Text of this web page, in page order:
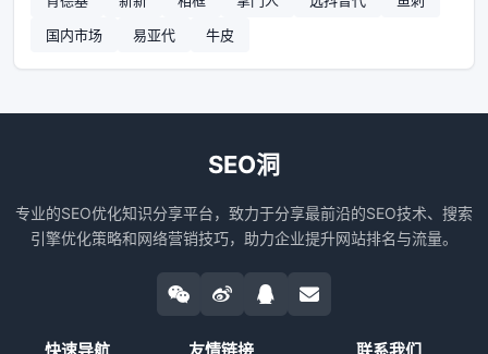
国内市场
易亚代 牛皮
SEO洞
专业的SEO优化知识分享平台，致力于分享最前沿的SEO技术、搜索
引擎优化策略和网络营销技巧，助力企业提升网站排名与流量。